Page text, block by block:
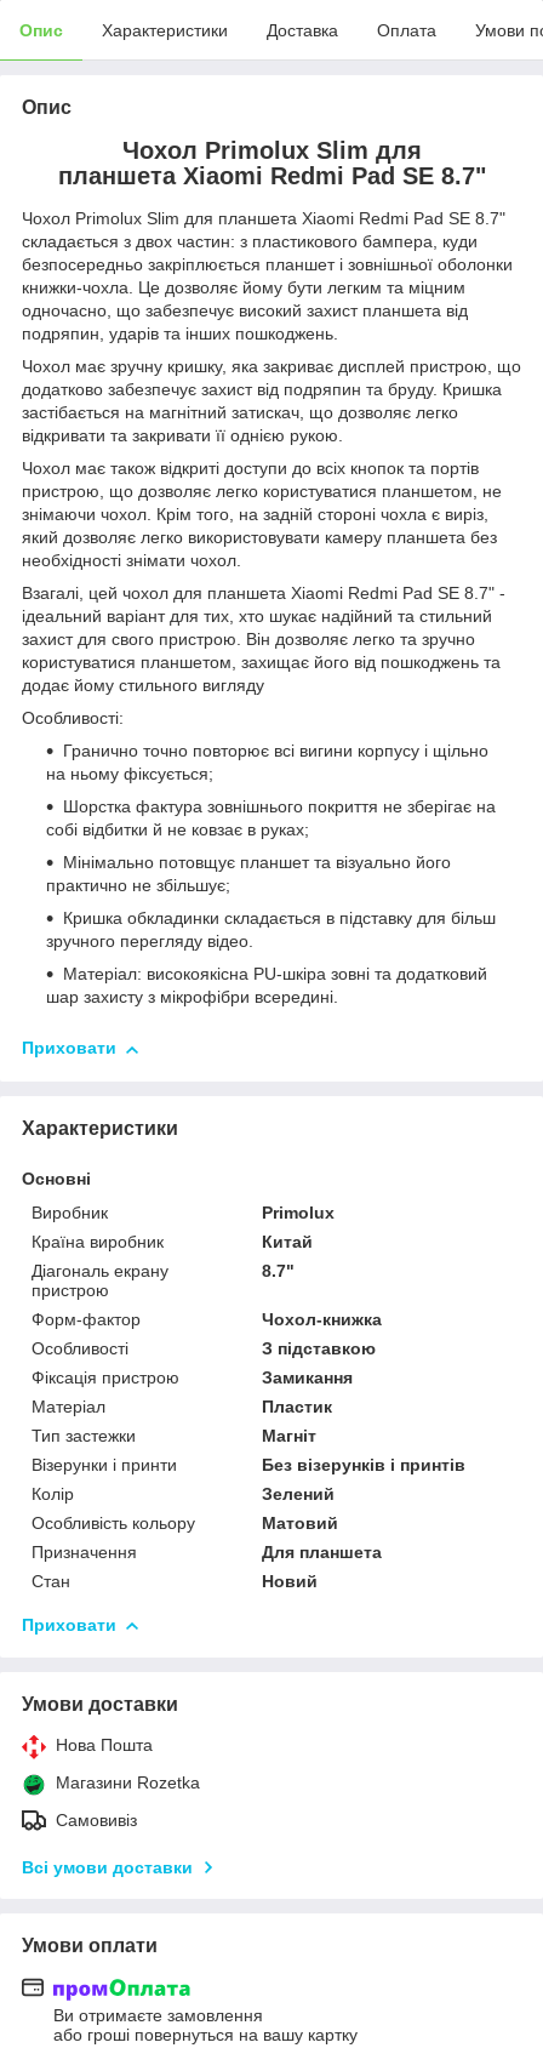
Опис Характеристики Доставка Оплата Умови
Опис
Чохол Primolux Slim для
планшета Xiaomi Redmi Pad SE 8.7"
Чохол Primolux Slim для планшета Xiaomi Redmi Pad SE 8.7"
складається з двох частин: з пластикового бампера, куди
безпосередньо закріплюється планшет і зовнішньої оболонки
книжки-чохла. Це дозволяє йому бути легким та міцним
одночасно, що забезпечує високий захист планшета від
подряпин, ударів та інших пошкоджень.
Чохол має зручну кришку, яка закриває дисплей пристрою, що
додатково забезпечує захист від подряпин та бруду. Кришка
застібається на магнітний затискач, що дозволяє легко
відкривати та закривати її однією рукою.
Чохол має також відкриті доступи до всіх кнопок та портів
пристрою, що дозволяє легко користуватися планшетом, не
знімаючи чохол. Крім того, на задній стороні чохла є виріз,
який дозволяє легко використовувати камеру планшета без
необхідності знімати чохол.
Взагалі, цей чохол для планшета Xiaomi Redmi Pad SE 8.7" -
ідеальний варіант для тих, хто шукає надійний та стильний
захист для свого пристрою. Він дозволяє легко та зручно
користуватися планшетом, захищає його від пошкоджень та
додає йому стильного вигляду
Особливості:
Гранично точно повторює всі вигини корпусу і щільно
на ньому фіксується;
Шорстка фактура зовнішнього покриття не зберігає на
собі відбитки й не ковзає в руках;
Мінімально потовщує планшет та візуально його
практично не збільшує;
Кришка обкладинки складається в підставку для більш
зручного перегляду відео.
Матеріал: високоякісна PU-шкіра зовні та додатковий
шар захисту з мікрофібри всередині.
Приховати
Характеристики
Основні
Виробник
Primolux
Країна виробник
Китай
Діагональ екрану
пристрою
8.7"
Форм-фактор
Чохол-книжка
Особливості
З підставкою
Фіксація пристрою
Замикання
Матеріал
Пластик
Тип застежки
Магніт
Візерунки і принти
Без візерунків і принтів
Колір
Зелений
Особливість кольору
Матовий
Призначення
Для планшета
Стан
Новий
Приховати
Умови доставки
Нова Пошта
Магазини Rozetka
Самовивіз
Всі умови доставки
Умови оплати
Ви отримаєте замовлення
або гроші повернуться на вашу картку